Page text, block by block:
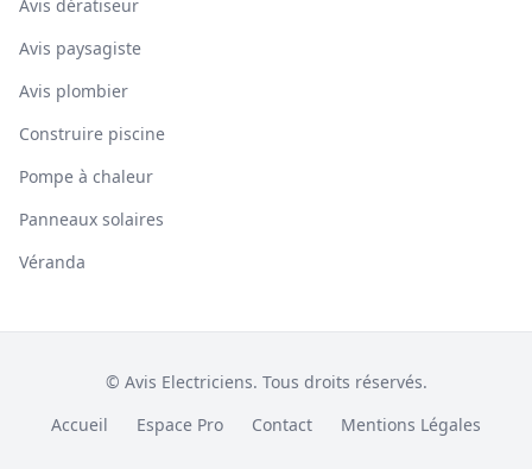
Avis dératiseur
Avis paysagiste
Avis plombier
Construire piscine
Pompe à chaleur
Panneaux solaires
Véranda
© Avis Electriciens. Tous droits réservés.
Accueil
Espace Pro Contact Mentions Légales